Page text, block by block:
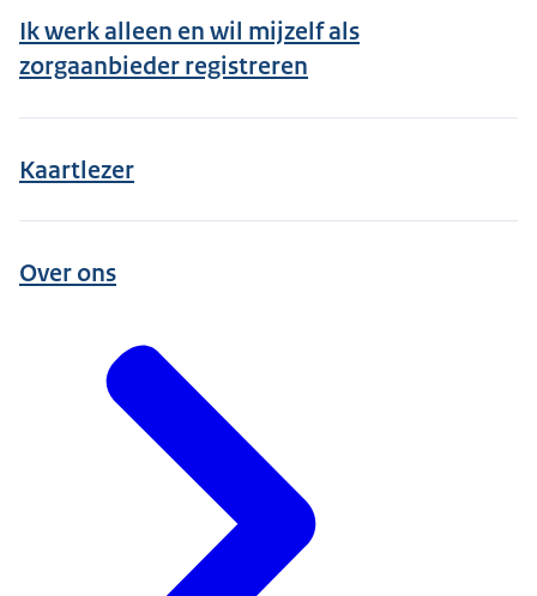
Ik werk alleen en wil mijzelf als
zorgaanbieder registreren
Kaartlezer
Over ons